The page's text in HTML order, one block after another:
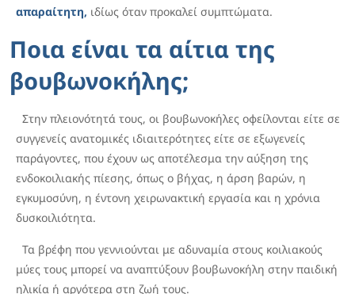
απαραίτητη, ιδίως όταν προκαλεί συμπτώματα.
Ποια είναι τα αίτια της
βουβωνοκήλης;
Στην πλειονότητά τους, οι βουβωνοκήλες οφείλονται είτε σε
συγγενείς ανατομικές ιδιαιτερότητες είτε σε εξωγενείς
παράγοντες, που έχουν ως αποτέλεσμα την αύξηση της
ενδοκοιλιακής πίεσης, όπως ο βήχας, η άρση βαρών, η
εγκυμοσύνη, η έντονη χειρωνακτική εργασία και η χρόνια
δυσκοιλιότητα.
Τα βρέφη που γεννιούνται με αδυναμία στους κοιλιακούς
μύες τους μπορεί να αναπτύξουν βουβωνοκήλη στην παιδική
ηλικία ή αργότερα στη ζωή τους.